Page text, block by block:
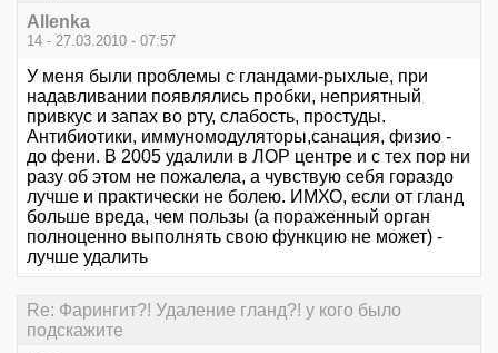
Allenka
14 - 27.03.2010 - 07:57
У меня были проблемы с гландами-рыхлые, при
надавливании появлялись пробки, неприятный
привкус и запах во рту, слабость, простуды.
Антибиотики, иммуномодуляторы,санация, физио -
до фени. В 2005 удалили в ЛОР центре и с тех пор ни
разу об этом не пожалела, а чувствую себя гораздо
лучше и практически не болею. ИМХО, если от гланд
больше вреда, чем пользы (а пораженный орган
полноценно выполнять свою функцию не может) -
лучше удалить
Re: Фарингит?! Удаление гланд?! у кого было
подскажите